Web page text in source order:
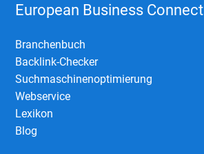
European Business Connect
Branchenbuch
Backlink-Checker
Suchmaschinenoptimierung
Webservice
Lexikon
Blog